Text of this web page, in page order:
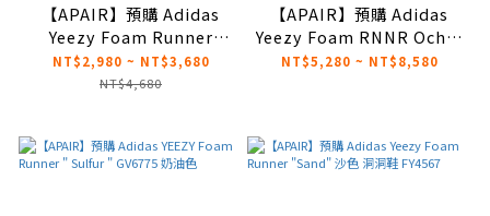
【APAIR】預購 Adidas
Yeezy Foam Runner
Onyx 黑色 黑瑪瑙 黑武士
HP8739
NT$2,980 ~ NT$3,680
NT$4,680
【APAIR】預購 Adidas
Yeezy Foam RNNR Ochre
土黃 卡其色 洞洞鞋
NT$5,280 ~ NT$8,580